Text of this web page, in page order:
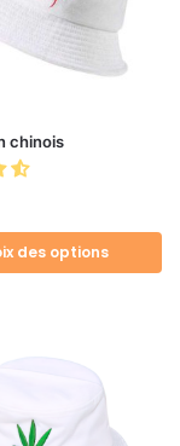
chinois
des options